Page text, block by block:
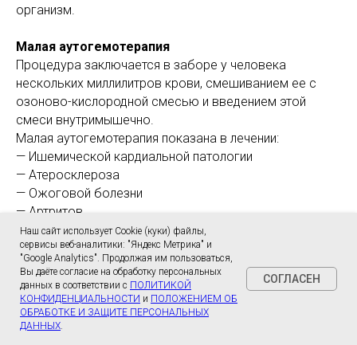
организм.
Малая аутогемотерапия
Процедура заключается в заборе у человека
нескольких миллилитров крови, смешиванием ее с
озоново-кислородной смесью и введением этой
смеси внутримышечно.
Малая аутогемотерапия показана в лечении:
— Ишемической кардиальной патологии
— Атеросклероза
— Ожоговой болезни
— Артритов
— Сахарного диабета
— Некрозов ран
— Бронхиальной астмы
— Заболеваний и травм сетчатки и роговицы
— Бактериальных и вирусных заболеваний любой
локализации
Наш сайт использует Cookie (куки) файлы,
сервисы веб-аналитики: "Яндекс Метрика" и
"Google Analytics". Продолжая им пользоваться,
Вы даёте согласие на обработку персональных
данных в соответствии с ПОЛИТИКОЙ
КОНФИДЕНЦИАЛЬНОСТИ и ПОЛОЖЕНИЕМ ОБ
ОБРАБОТКЕ И ЗАЩИТЕ ПЕРСОНАЛЬНЫХ
ДАННЫХ.
СОГЛАСЕН